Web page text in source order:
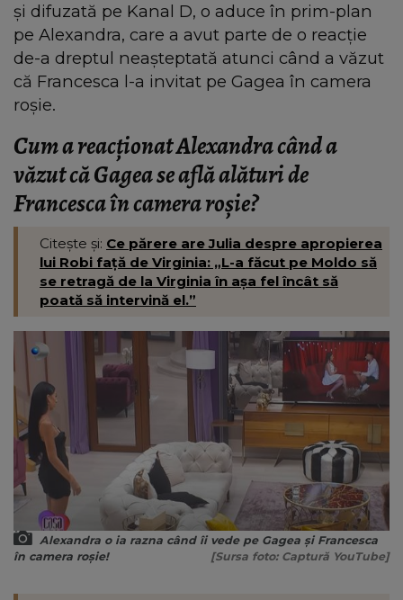
și difuzată pe Kanal D, o aduce în prim-plan
pe Alexandra, care a avut parte de o reacție
de-a dreptul neașteptată atunci când a văzut
că Francesca l-a invitat pe Gagea în camera
roșie.
Cum a reacționat Alexandra când a
văzut că Gagea se află alături de
Francesca în camera roșie?
Citește și: Ce părere are Julia despre apropierea
lui Robi față de Virginia: „L-a făcut pe Moldo să
se retragă de la Virginia în așa fel încât să
poată să intervină el.”
Alexandra o ia razna când îi vede pe Gagea și Francesca
în camera roșie!
[Sursa foto: Captură YouTube]